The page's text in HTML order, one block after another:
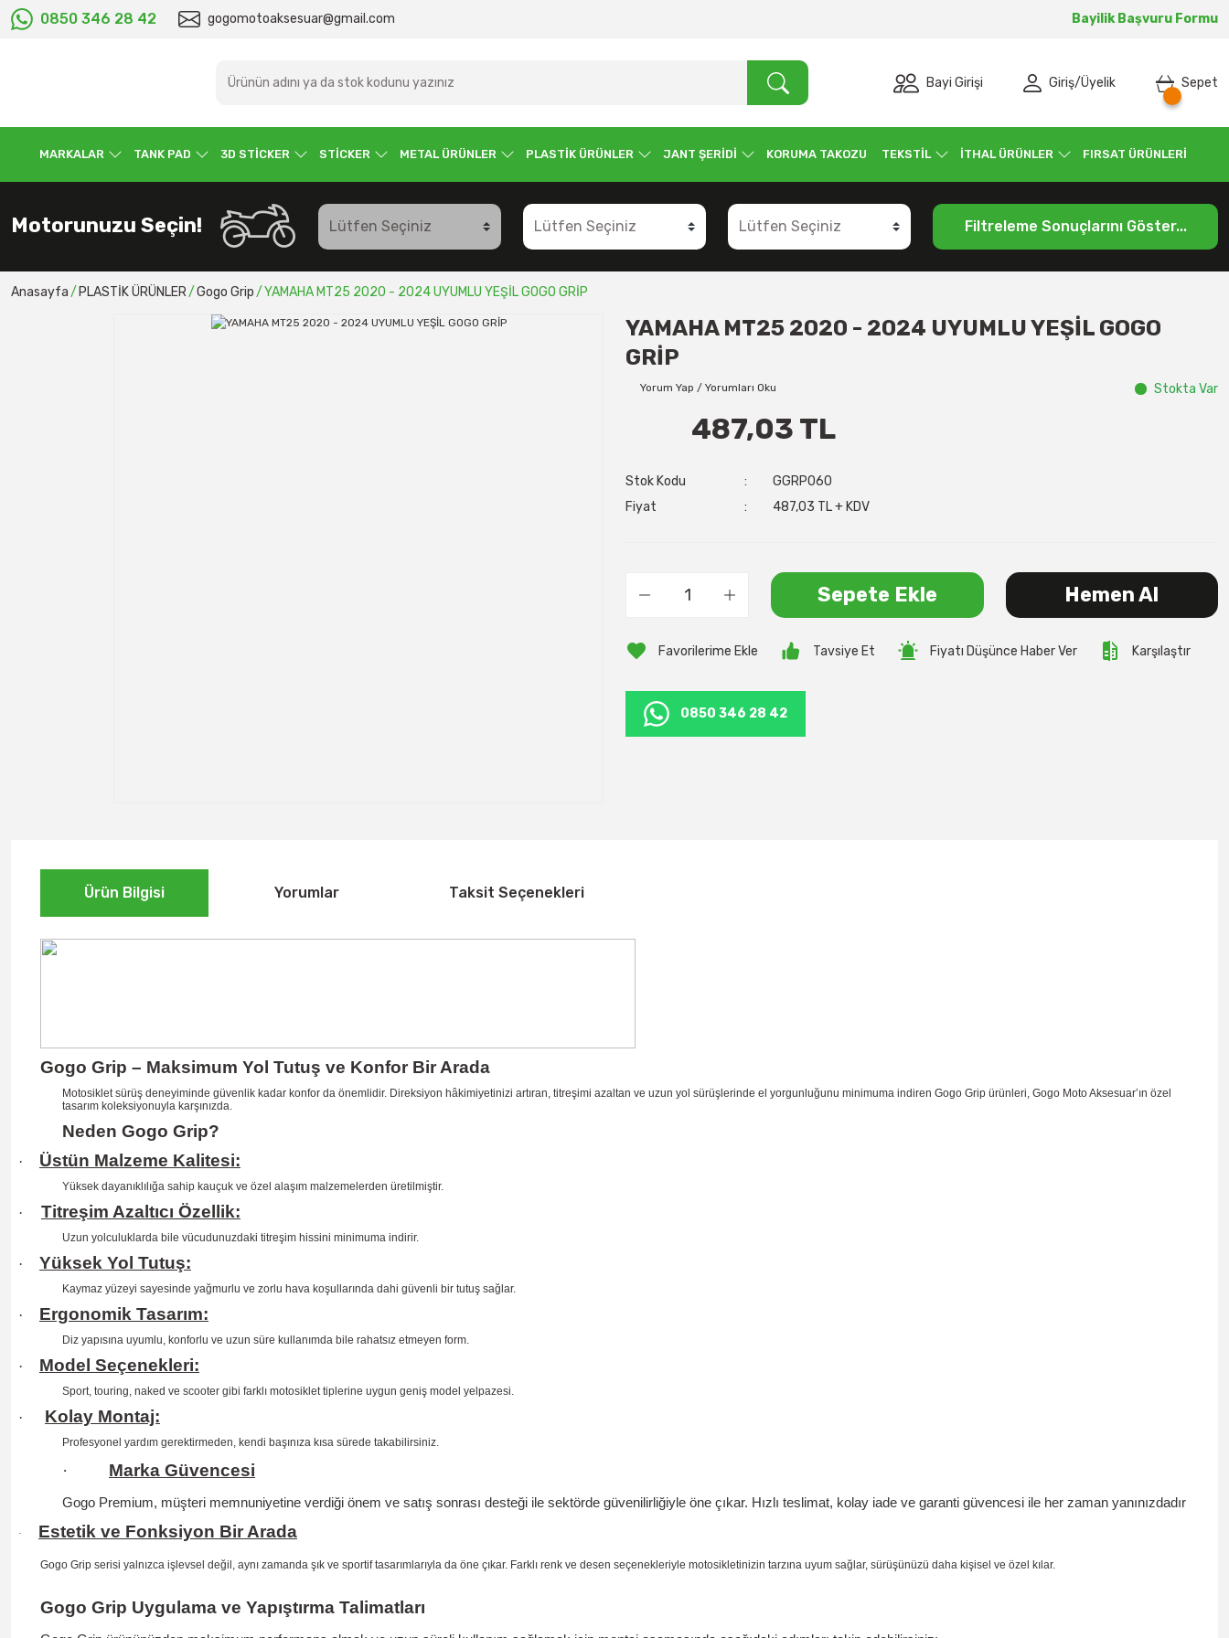
0850 346 28 42 gogomotoaksesuar@gmail.com Bayilik Başvuru Formu
Bayi Girişi Giriş/Üyelik Sepet
MARKALAR TANK PAD 3D STİCKER STİCKER METAL ÜRÜNLER PLASTİK ÜRÜNLER JANT ŞERİDİ KORUMA TAKOZU TEKSTİL İTHAL ÜRÜNLER FIRSAT ÜRÜNLERİ
Motorunuzu Seçin! Filtreleme Sonuçlarını Göster...
Anasayfa PLASTİK ÜRÜNLER Gogo Grip YAMAHA MT25 2020 - 2024 UYUMLU YEŞİL GOGO GRİP
YAMAHA MT25 2020 - 2024 UYUMLU YEŞİL GOGO
GRİP
Yorum Yap / Yorumları Oku Stokta Var
487,03 TL
Stok Kodu
GGRP060
Fiyat
487,03 TL + KDV
Sepete Ekle Hemen Al
Tavsiye Et Fiyatı Düşünce Haber Ver Karşılaştır
0850 346 28 42
Ürün Bilgisi Yorumlar Taksit Seçenekleri
Gogo Grip – Maksimum Yol Tutuş ve Konfor Bir Arada
Motosiklet sürüş deneyiminde güvenlik kadar konfor da önemlidir. Direksiyon hâkimiyetinizi artıran, titreşimi azaltan ve uzun yol sürüşlerinde el yorgunluğunu minimuma indiren Gogo Grip ürünleri, Gogo Moto Aksesuar’ın özel
tasarım koleksiyonuyla karşınızda.
Neden Gogo Grip?
· Üstün Malzeme Kalitesi:
Yüksek dayanıklılığa sahip kauçuk ve özel alaşım malzemelerden üretilmiştir.
· Titreşim Azaltıcı Özellik:
Uzun yolculuklarda bile vücudunuzdaki titreşim hissini minimuma indirir.
· Yüksek Yol Tutuş:
Kaymaz yüzeyi sayesinde yağmurlu ve zorlu hava koşullarında dahi güvenli bir tutuş sağlar.
· Ergonomik Tasarım:
Diz yapısına uyumlu, konforlu ve uzun süre kullanımda bile rahatsız etmeyen form.
· Model Seçenekleri:
Sport, touring, naked ve scooter gibi farklı motosiklet tiplerine uygun geniş model yelpazesi.
· Kolay Montaj:
Profesyonel yardım gerektirmeden, kendi başınıza kısa sürede takabilirsiniz.
· Marka Güvencesi
Gogo Premium, müşteri memnuniyetine verdiği önem ve satış sonrası desteği ile sektörde güvenilirliğiyle öne çıkar. Hızlı teslimat, kolay iade ve garanti güvencesi ile her zaman yanınızdadır
· Estetik ve Fonksiyon Bir Arada
Gogo Grip serisi yalnızca işlevsel değil, aynı zamanda şık ve sportif tasarımlarıyla da öne çıkar. Farklı renk ve desen seçenekleriyle motosikletinizin tarzına uyum sağlar, sürüşünüzü daha kişisel ve özel kılar.
Gogo Grip Uygulama ve Yapıştırma Talimatları